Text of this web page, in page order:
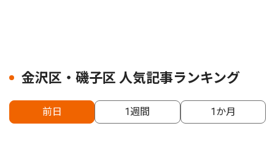
金沢区・磯子区 人気記事ランキング
前日 1週間 1か月